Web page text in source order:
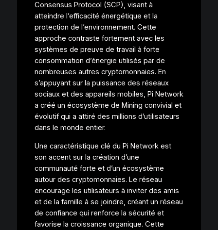
Consensus Protocol (SCP), visant à
atteindre l’efficacité énergétique et la
protection de l’environnement. Cette
approche contraste fortement avec les
systèmes de preuve de travail à forte
consommation d’énergie utilisés par de
nombreuses autres cryptomonnaies. En
s’appuyant sur la puissance des réseaux
sociaux et des appareils mobiles, Pi Network
a créé un écosystème de Mining convivial et
évolutif qui a attiré des millions d’utilisateurs
dans le monde entier.
Une caractéristique clé du Pi Network est
son accent sur la création d’une
communauté forte et d’un écosystème
autour des cryptomonnaies. Le réseau
encourage les utilisateurs à inviter des amis
et de la famille à se joindre, créant un réseau
de confiance qui renforce la sécurité et
favorise la croissance organique. Cette